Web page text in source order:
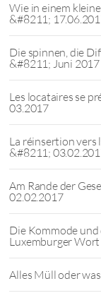
Wie in einem
&#8211;
Die spinnen, die
&#8211; Juni 2017
Les locataires se
03.2017
La réinsertion
&#8211;
Am Rande der
02.02.2017
Die Kommode
Luxemburger
Alles Müll oder